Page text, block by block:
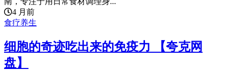
4 月前
食疗养生
细胞的奇迹吃出来的免疫力 【夸克网
盘】